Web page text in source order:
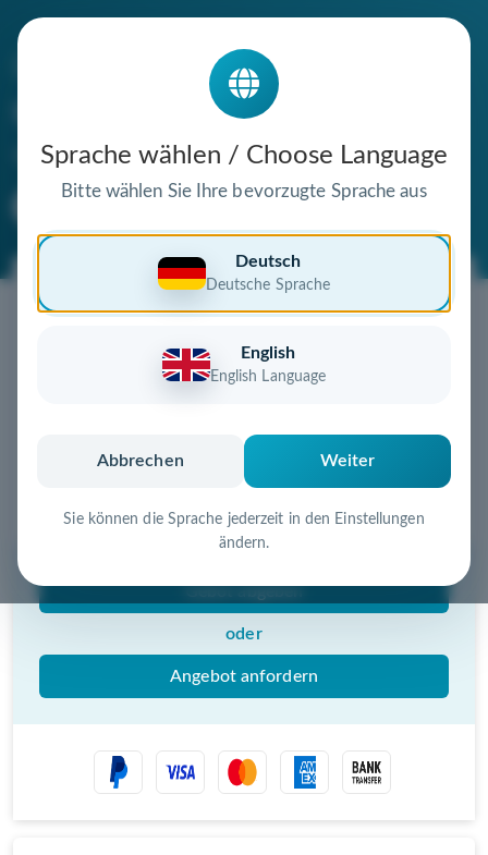
Sprache wählen / Choose Language
Bitte wählen Sie Ihre bevorzugte Sprache aus
Deutsch
Deutsche Sprache
English
English Language
Abbrechen Weiter
Sie können die Sprache jederzeit in den Einstellungen
ändern.
sz-hochmoor.de
steht zum Verkauf
Jetzt diese Wunschdomain
Diese Domain könnte schon bald Ihnen gehören!
Schnell, sicher und unkompliziert zur eigenen
Gebot abgeben
oder
Angebot anfordern